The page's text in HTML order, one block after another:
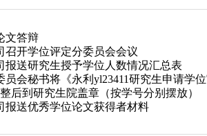
文答辩
召开学位评定分委员会会议
报送研究生授予学位人数情况汇总表
员会秘书将《永利yl23411研究生申请学
后到研究生院盖章（按学号分别摆放）
报送优秀学位论文获得者材料